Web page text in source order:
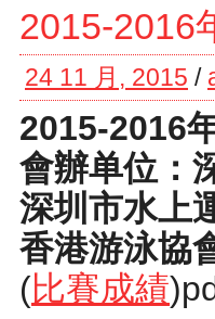
2015-2016
24 11 月, 2015 /
2015-2016
會辦单位：
深圳市水上
香港游泳協
(比賽成績